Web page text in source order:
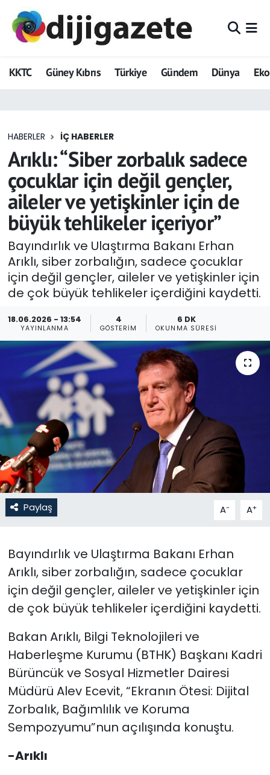
KKTC Güney Kıbrıs Türkiye Gündem Dünya
HABERLER İÇ HABERLER
Arıklı: “Siber zorbalık sadece
çocuklar için değil gençler,
aileler ve yetişkinler için de
büyük tehlikeler içeriyor”
Bayındırlık ve Ulaştırma Bakanı Erhan
Arıklı, siber zorbalığın, sadece çocuklar
için değil gençler, aileler ve yetişkinler için
de çok büyük tehlikeler içerdiğini kaydetti.
18.06.2026 - 13:54
YAYINLANMA
4
GÖSTERIM
6 DK
OKUNMA SÜRESI
Paylaş A- A+
Bayındırlık ve Ulaştırma Bakanı Erhan
Arıklı, siber zorbalığın, sadece çocuklar
için değil gençler, aileler ve yetişkinler için
de çok büyük tehlikeler içerdiğini kaydetti.
Bakan Arıklı, Bilgi Teknolojileri ve
Haberleşme Kurumu (BTHK) Başkanı Kadri
Bürüncük ve Sosyal Hizmetler Dairesi
Müdürü Alev Ecevit, “Ekranın Ötesi: Dijital
Zorbalık, Bağımlılık ve Koruma
Sempozyumu”nun açılışında konuştu.
-Arıklı
ADVERTORIAL
Dijigazete
Eğitim
Ekonomi
Foto Galeri
GEZİ
Güncel
Gündem
KKTC
KKTC YEREL SEÇİM 2018
Kültür Sanat
Magazin
Moda
Nöbetçi Eczaneler
Otomobil Dünyası
SAĞLIK
Spor
Teknoloji
TÜRKiYE
Video Galeri
YAŞAM
Yazarlar
Hava Durumu
Trafik Durumu
Tüm Manşetler
Son Dakika Haberleri
Haber Arşivi